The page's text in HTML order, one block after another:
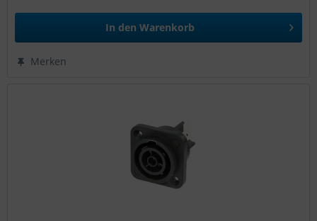
In den Warenkorb
Merken